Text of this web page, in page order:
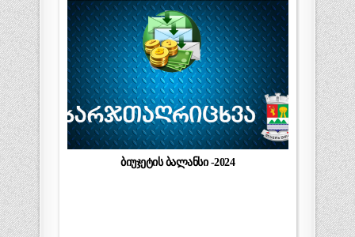
ბიუჯეტის ბალანსი -2024